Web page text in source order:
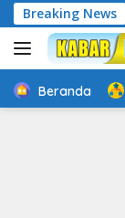
Langsung
ke
konten
Breaking News
TIK
Beranda